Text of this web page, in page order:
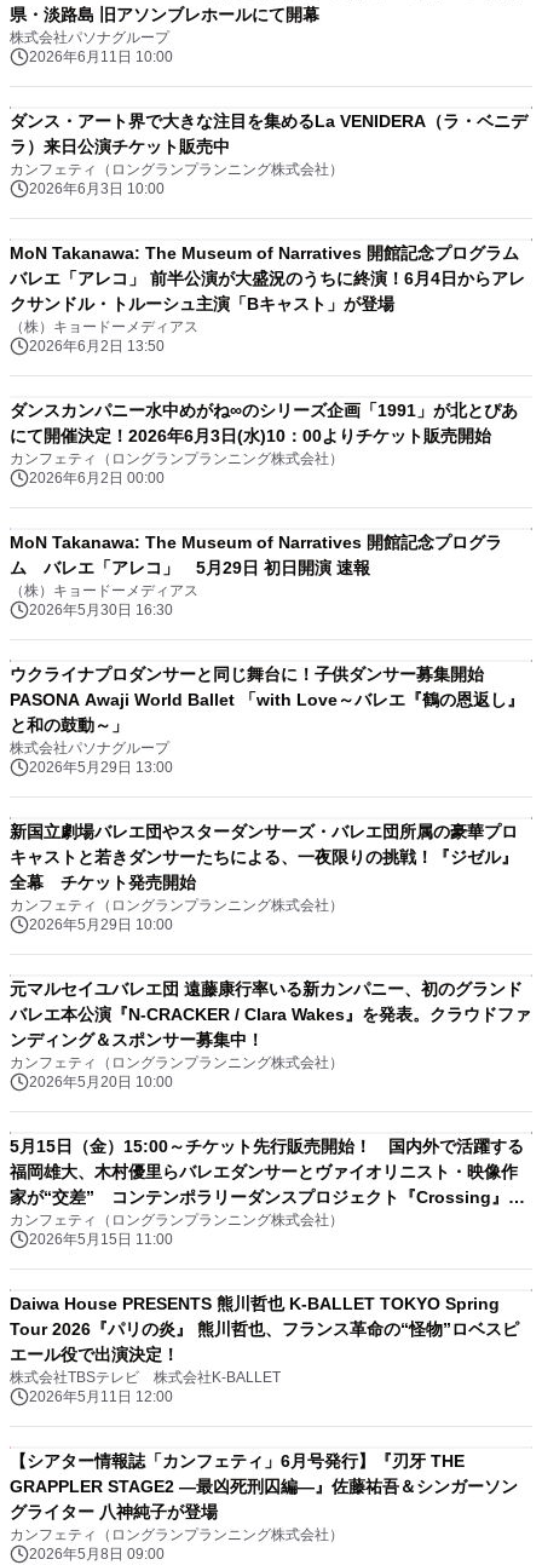
県・淡路島 旧アソンブレホールにて開幕
株式会社パソナグループ
2026年6月11日 10:00
ダンス・アート界で大きな注目を集めるLa VENIDERA（ラ・ベニデ
ラ）来日公演チケット販売中
カンフェティ（ロングランプランニング株式会社）
2026年6月3日 10:00
MoN Takanawa: The Museum of Narratives 開館記念プログラム
バレエ「アレコ」 前半公演が大盛況のうちに終演！6月4日からアレ
クサンドル・トルーシュ主演「Bキャスト」が登場
（株）キョードーメディアス
2026年6月2日 13:50
ダンスカンパニー水中めがね∞のシリーズ企画「1991」が北とぴあ
にて開催決定！2026年6月3日(水)10：00よりチケット販売開始
カンフェティ（ロングランプランニング株式会社）
2026年6月2日 00:00
MoN Takanawa: The Museum of Narratives 開館記念プログラ
ム バレエ「アレコ」 5月29日 初日開演 速報
（株）キョードーメディアス
2026年5月30日 16:30
ウクライナプロダンサーと同じ舞台に！子供ダンサー募集開始
PASONA Awaji World Ballet 「with Love～バレエ『鶴の恩返し』
と和の鼓動～」
株式会社パソナグループ
2026年5月29日 13:00
新国立劇場バレエ団やスターダンサーズ・バレエ団所属の豪華プロ
キャストと若きダンサーたちによる、一夜限りの挑戦！『ジゼル』
全幕 チケット発売開始
カンフェティ（ロングランプランニング株式会社）
2026年5月29日 10:00
元マルセイユバレエ団 遠藤康行率いる新カンパニー、初のグランド
バレエ本公演『N-CRACKER / Clara Wakes』を発表。クラウドファ
ンディング＆スポンサー募集中！
カンフェティ（ロングランプランニング株式会社）
2026年5月20日 10:00
5月15日（金）15:00～チケット先行販売開始！ 国内外で活躍する
福岡雄大、木村優里らバレエダンサーとヴァイオリニスト・映像作
家が“交差” コンテンポラリーダンスプロジェクト『Crossing』上
演
カンフェティ（ロングランプランニング株式会社）
2026年5月15日 11:00
Daiwa House PRESENTS 熊川哲也 K-BALLET TOKYO Spring
Tour 2026『パリの炎』 熊川哲也、フランス革命の“怪物”ロベスピ
エール役で出演決定！
株式会社TBSテレビ 株式会社K-BALLET
2026年5月11日 12:00
【シアター情報誌「カンフェティ」6月号発行】『刃牙 THE
GRAPPLER STAGE2 ―最凶死刑囚編―』佐藤祐吾＆シンガーソン
グライター 八神純子が登場
カンフェティ（ロングランプランニング株式会社）
2026年5月8日 09:00